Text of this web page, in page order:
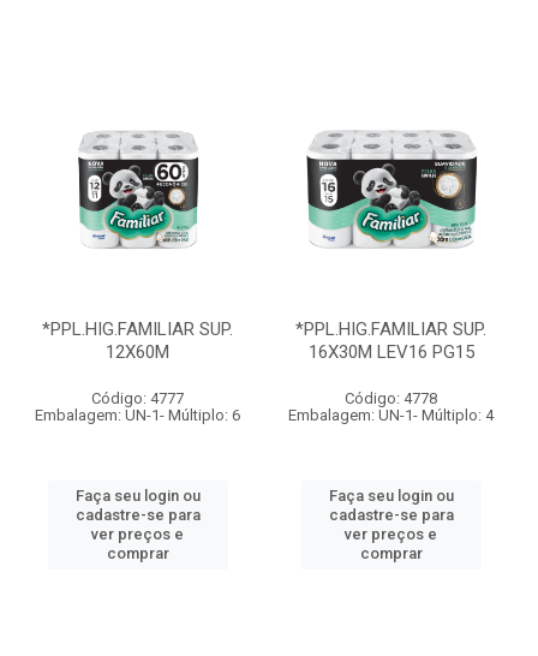
*PPL.HIG.FAMILIAR SUP.
12X60M
Código: 4777
Embalagem: UN-1- Múltiplo: 6
Faça seu login ou
cadastre-se para
ver preços e
comprar
*PPL.HIG.FAMILIAR SUP.
16X30M LEV16 PG15
Código: 4778
Embalagem: UN-1- Múltiplo: 4
Faça seu login ou
cadastre-se para
ver preços e
comprar